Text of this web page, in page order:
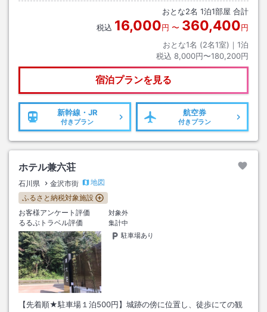
おとな2名 1泊1部屋 合計
税込 16,000円 〜 360,400円
おとな1名 (2名1室)｜ 1泊
税込 8,000円〜180,200円
宿泊プランを見る
新幹線・JR
付きプラン
航空券
付きプラン
ホテル兼六荘
石川県 金沢市街
地図
ふるさと納税対象施設
お客様アンケート評価
対象外
るるぶトラベル評価
集計中
駐車場あり
【先着順★駐車場１泊500円】城跡の傍に位置し、徒歩にての観